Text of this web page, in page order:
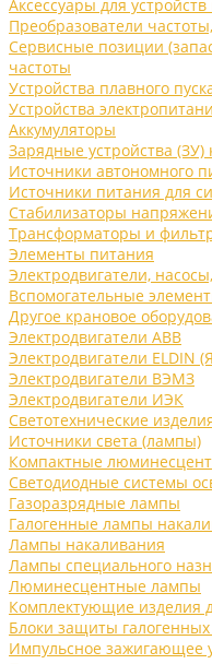
Аксессуары для устройств
Преобразователи
Сервисные позиции
частоты
Устройства плавного
Устройства
Аккумуляторы
Зарядные устройства (ЗУ)
Источники автономного
Источники питания для
Стабилизаторы
Трансформаторы и
Элементы питания
Электродвигатели,
Вспомогательные
Другое крановое
Электродвигатели ABB
Электродвигатели ELDIN
Электродвигатели ВЭМЗ
Электродвигатели ИЭК
Светотехнические
Источники света (лампы)
Компактные
Светодиодные системы
Газоразрядные лампы
Галогенные лампы
Лампы накаливания
Лампы специального
Люминесцентные лампы
Комплектующие изделия
Блоки защиты
Импульсное зажигающее